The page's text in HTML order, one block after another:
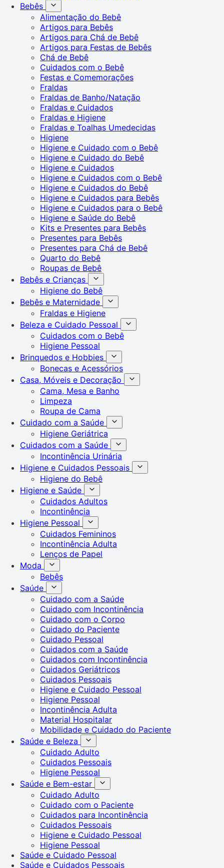
Bebês
Alimentação do Bebê
Artigos para Bebês
Artigos para Chá de Bebê
Artigos para Festas de Bebês
Chá de Bebê
Cuidados com o Bebê
Festas e Comemorações
Fraldas
Fraldas de Banho/Natação
Fraldas e Cuidados
Fraldas e Higiene
Fraldas e Toalhas Umedecidas
Higiene
Higiene e Cuidado com o Bebê
Higiene e Cuidado do Bebê
Higiene e Cuidados
Higiene e Cuidados com o Bebê
Higiene e Cuidados do Bebê
Higiene e Cuidados para Bebês
Higiene e Cuidados para o Bebê
Higiene e Saúde do Bebê
Kits e Presentes para Bebês
Presentes para Bebês
Presentes para Chá de Bebê
Quarto do Bebê
Roupas de Bebê
Bebês e Crianças
Higiene do Bebê
Bebês e Maternidade
Fraldas e Higiene
Beleza e Cuidado Pessoal
Cuidados com o Bebê
Higiene Pessoal
Brinquedos e Hobbies
Bonecas e Acessórios
Casa, Móveis e Decoração
Cama, Mesa e Banho
Limpeza
Roupa de Cama
Cuidado com a Saúde
Higiene Geriátrica
Cuidados com a Saúde
Incontinência Urinária
Higiene e Cuidados Pessoais
Higiene do Bebê
Higiene e Saúde
Cuidados Adultos
Incontinência
Higiene Pessoal
Cuidados Femininos
Incontinência Adulta
Lenços de Papel
Moda
Bebês
Saúde
Cuidado com a Saúde
Cuidado com Incontinência
Cuidado com o Corpo
Cuidado do Paciente
Cuidado Pessoal
Cuidados com a Saúde
Cuidados com Incontinência
Cuidados Geriátricos
Cuidados Pessoais
Higiene e Cuidado Pessoal
Higiene Pessoal
Incontinência Adulta
Material Hospitalar
Mobilidade e Cuidado do Paciente
Saúde e Beleza
Cuidado Adulto
Cuidados Pessoais
Higiene Pessoal
Saúde e Bem-estar
Cuidado Adulto
Cuidado com o Paciente
Cuidados para Incontinência
Cuidados Pessoais
Higiene e Cuidado Pessoal
Higiene Pessoal
Saúde e Cuidado Pessoal
Saúde e Cuidados Pessoais